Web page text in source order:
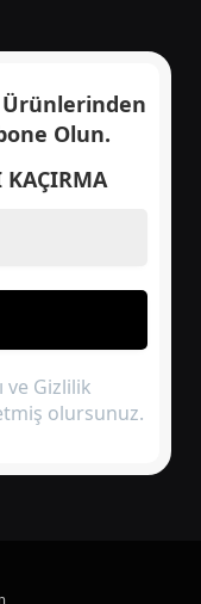
Ürünlerinden
Olun.
ve Gizlilik
olursunuz.